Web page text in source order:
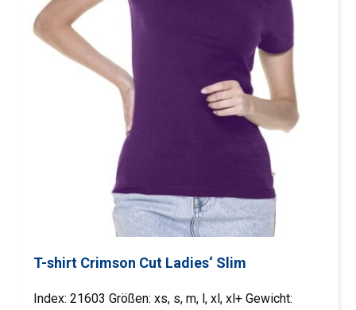
T-shirt Crimson Cut Ladies‘ Slim
Index: 21603 Größen: xs, s, m, l, xl, xl+ Gewicht: